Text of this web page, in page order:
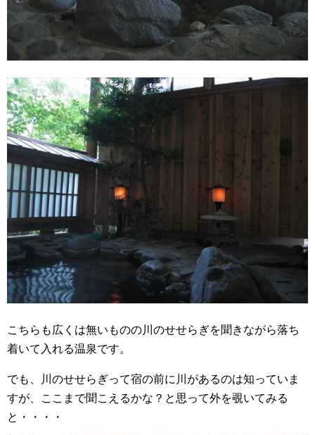
こちらも広くは無いものの川のせせらぎを聞きながら落ち
着いて入れる温泉です。
でも、川のせせらぎって宿の前に川があるのは知っていま
すが、ここまで聞こえるかな？と思って外を覗いてみる
と・・・・